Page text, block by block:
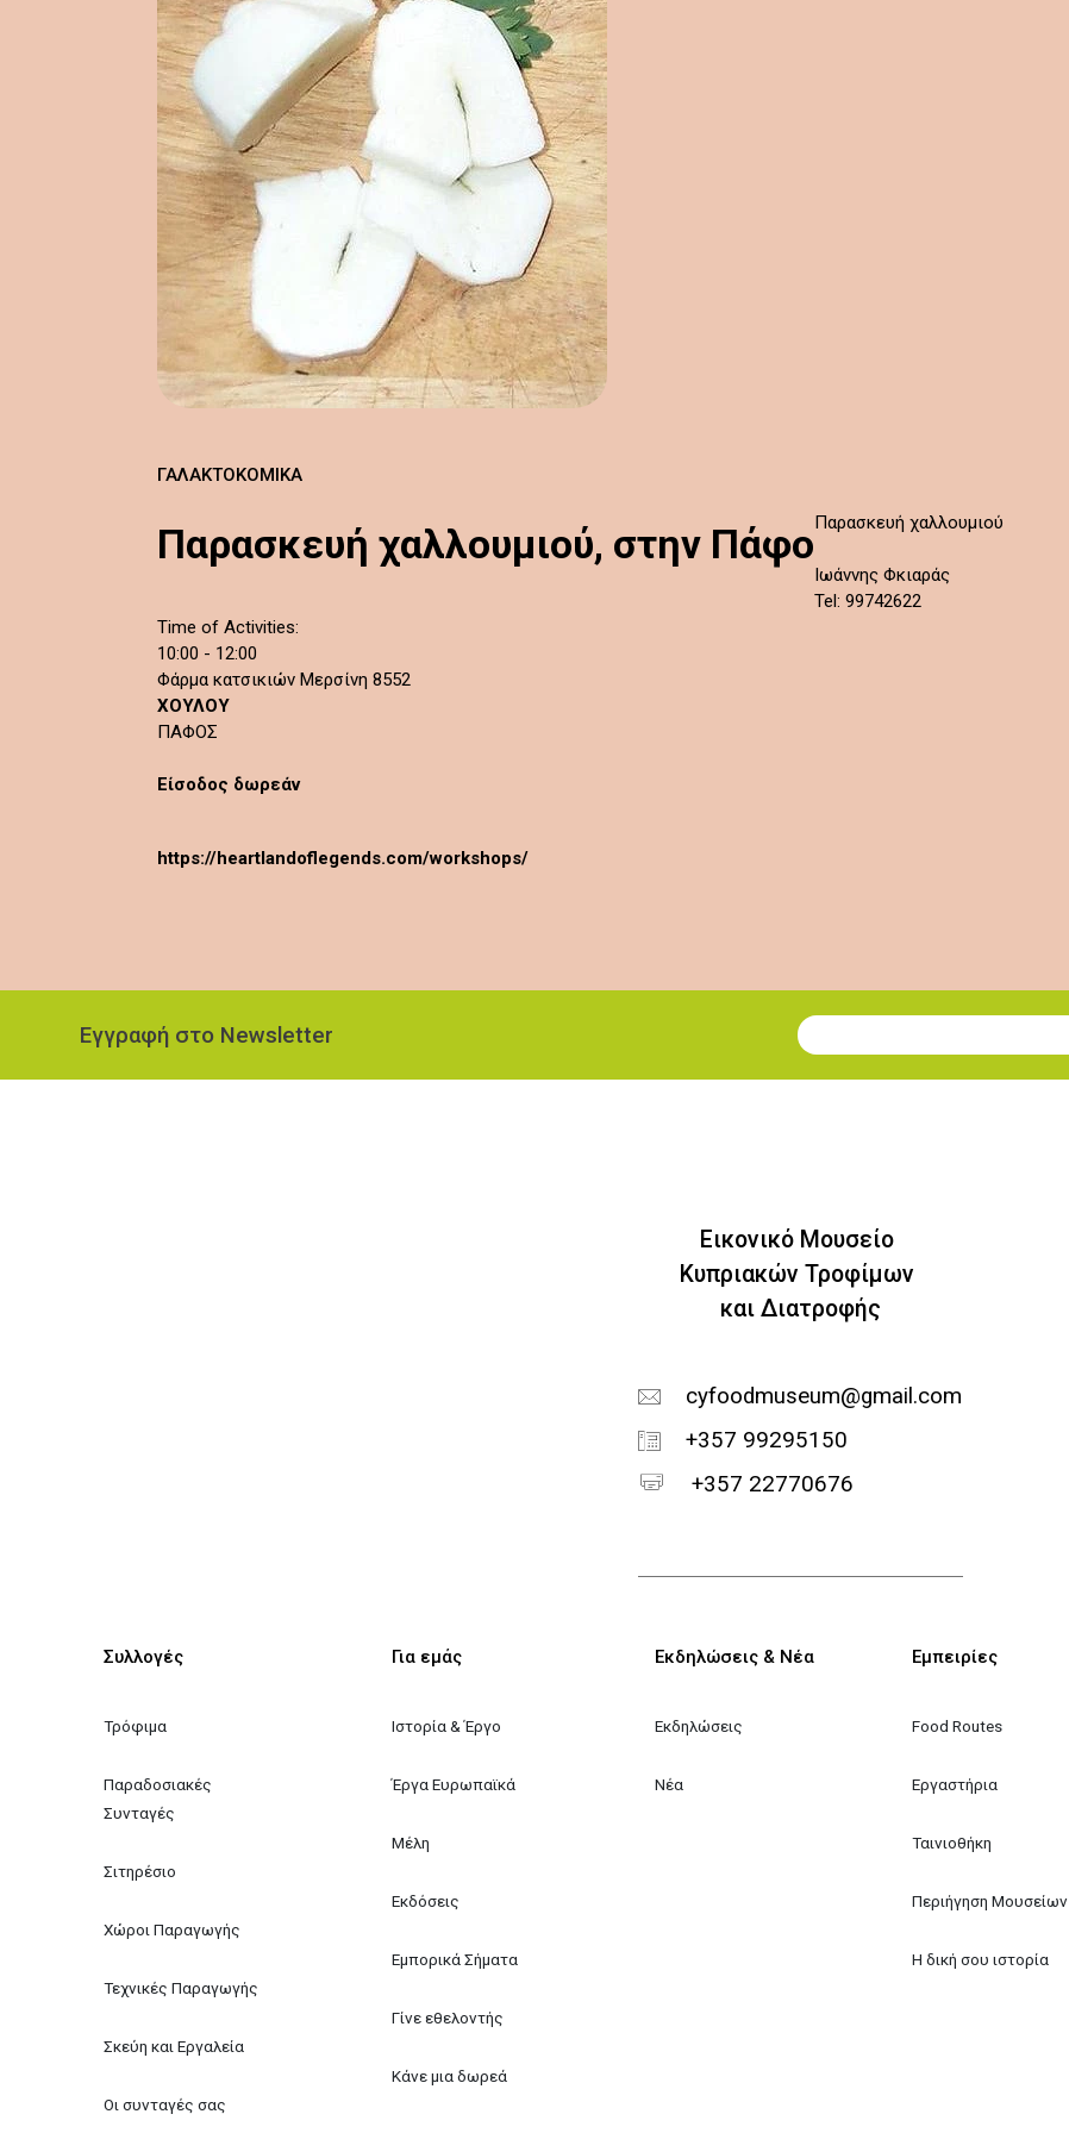
ΓΑΛΑΚΤΟΚΟΜΙΚΆ
Παρασκευή χαλλουμιού, στην ΠάφοΠαρασκευή χαλλουμιού
Ιωάννης Φκιαράς
Tel: 99742622
Time of Activities:
10:00 - 12:00
Φάρμα κατσικιών Μερσίνη 8552
ΧΟΥΛΟΥ
ΠΑΦΟΣ
Είσοδος δωρεάν
https://heartlandoflegends.com/workshops/
Εγγραφή στο Newsletter
Εγγραφή στο Newsletter
Εικονικό Μουσείο
Κυπριακών Τροφίμων
και Διατροφής
cyfoodmuseum@gmail.com
+357 99295150
+357 22770676
Κεντρική πλοήγηση
Συλλογές
Τρόφιμα
Παραδοσιακές
Συνταγές
Σιτηρέσιο
Χώροι Παραγωγής
Τεχνικές Παραγωγής
Σκεύη και Εργαλεία
Οι συνταγές σας
Για εμάς
Ιστορία & Έργο
Έργα Ευρωπαϊκά
Μέλη
Εκδόσεις
Εμπορικά Σήματα
Γίνε εθελοντής
Κάνε μια δωρεά
Εκδηλώσεις & Νέα
Εκδηλώσεις
Νέα
Εμπειρίες
Food Routes
Εργαστήρια
Ταινιοθήκη
Περιήγηση Μουσείων
Η δική σου ιστορία